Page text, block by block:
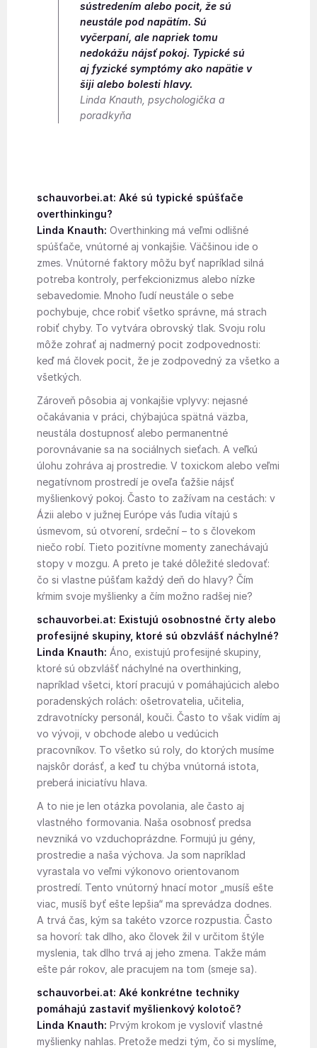
sústredením alebo pocit, že sú
neustále pod napätím. Sú
vyčerpaní, ale napriek tomu
nedokážu nájsť pokoj. Typické sú
aj fyzické symptómy ako napätie v
šiji alebo bolesti hlavy.
Linda Knauth, psychologička a
poradkyňa
schauvorbei.at: Aké sú typické spúšťače
overthinkingu?
Linda Knauth: Overthinking má veľmi odlišné
spúšťače, vnútorné aj vonkajšie. Väčšinou ide o
zmes. Vnútorné faktory môžu byť napríklad silná
potreba kontroly, perfekcionizmus alebo nízke
sebavedomie. Mnoho ľudí neustále o sebe
pochybuje, chce robiť všetko správne, má strach
robiť chyby. To vytvára obrovský tlak. Svoju rolu
môže zohrať aj nadmerný pocit zodpovednosti:
keď má človek pocit, že je zodpovedný za všetko a
všetkých.
Zároveň pôsobia aj vonkajšie vplyvy: nejasné
očakávania v práci, chýbajúca spätná väzba,
neustála dostupnosť alebo permanentné
porovnávanie sa na sociálnych sieťach. A veľkú
úlohu zohráva aj prostredie. V toxickom alebo veľmi
negatívnom prostredí je oveľa ťažšie nájsť
myšlienkový pokoj. Často to zažívam na cestách: v
Ázii alebo v južnej Európe vás ľudia vítajú s
úsmevom, sú otvorení, srdeční – to s človekom
niečo robí. Tieto pozitívne momenty zanechávajú
stopy v mozgu. A preto je také dôležité sledovať:
čo si vlastne púšťam každý deň do hlavy? Čím
kŕmim svoje myšlienky a čím možno radšej nie?
schauvorbei.at: Existujú osobnostné črty alebo
profesijné skupiny, ktoré sú obzvlášť náchylné?
Linda Knauth: Áno, existujú profesijné skupiny,
ktoré sú obzvlášť náchylné na overthinking,
napríklad všetci, ktorí pracujú v pomáhajúcich alebo
poradenských rolách: ošetrovatelia, učitelia,
zdravotnícky personál, kouči. Často to však vidím aj
vo vývoji, v obchode alebo u vedúcich
pracovníkov. To všetko sú roly, do ktorých musíme
najskôr dorásť, a keď tu chýba vnútorná istota,
preberá iniciatívu hlava.
A to nie je len otázka povolania, ale často aj
vlastného formovania. Naša osobnosť predsa
nevzniká vo vzduchoprázdne. Formujú ju gény,
prostredie a naša výchova. Ja som napríklad
vyrastala vo veľmi výkonovo orientovanom
prostredí. Tento vnútorný hnací motor „musíš ešte
viac, musíš byť ešte lepšia“ ma sprevádza dodnes.
A trvá čas, kým sa takéto vzorce rozpustia. Často
sa hovorí: tak dlho, ako človek žil v určitom štýle
myslenia, tak dlho trvá aj jeho zmena. Takže mám
ešte pár rokov, ale pracujem na tom (smeje sa).
schauvorbei.at: Aké konkrétne techniky
pomáhajú zastaviť myšlienkový kolotoč?
Linda Knauth: Prvým krokom je vysloviť vlastné
myšlienky nahlas. Pretože medzi tým, čo si myslíme,